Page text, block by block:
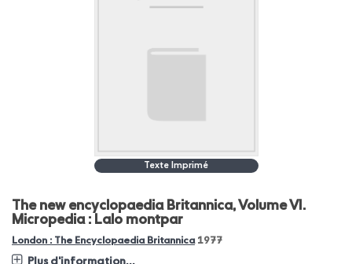
Texte Imprimé
The new encyclopaedia Britannica, Volume VI.
Micropedia : Lalo montpar
London : The Encyclopaedia Britannica 1977
Plus d'information...